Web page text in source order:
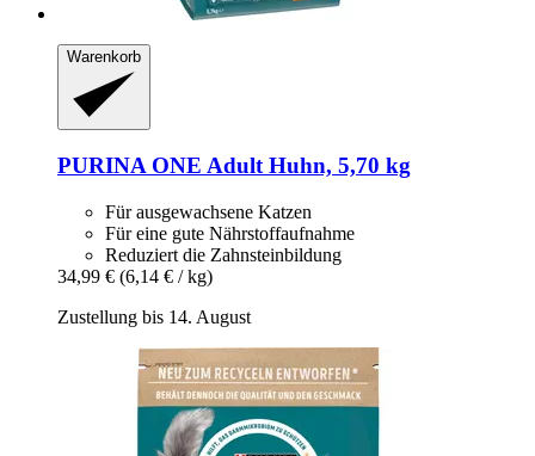
Warenkorb
PURINA ONE Adult Huhn, 5,70 kg
Für ausgewachsene Katzen
Für eine gute Nährstoffaufnahme
Reduziert die Zahnsteinbildung
34,99 € (6,14 € / kg)
Zustellung bis 14. August